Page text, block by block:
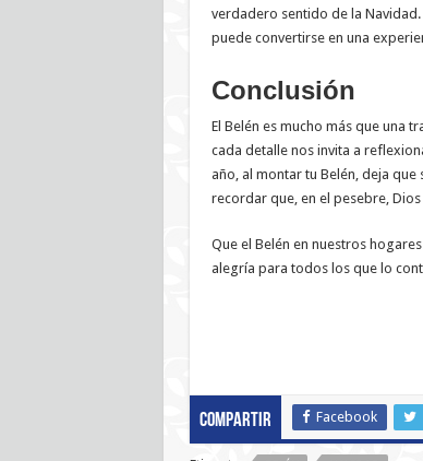
verdadero sentido de la
puede convertirse en una
Conclusión
El Belén es mucho más que una
cada detalle nos invita a
año, al montar tu Belén, deja
recordar que, en el pesebre,
Que el Belén en nuestros
alegría para todos los que lo
Compartir Facebook